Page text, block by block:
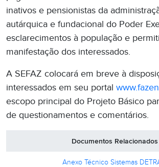
inativos e pensionistas da
autárquica e fundacional do Poder
esclarecimentos à população e
manifestação dos interessados.
A SEFAZ colocará em breve à
interessados em seu portal
escopo principal do Projeto Básico
de questionamentos e comentários.
Documentos Relacionados
Anexo Técnico Sistemas